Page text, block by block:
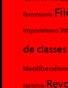
feminismo
Imperialismo
de classes
racismo